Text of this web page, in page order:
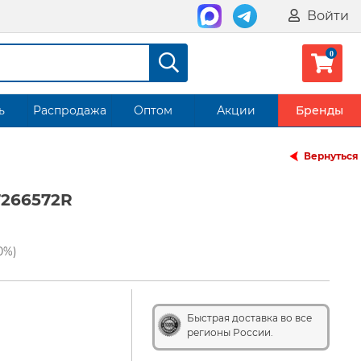
Войти
Распродажа Оптом Акции Бренды
Вернуться
Быстрая доставка во все
регионы России.